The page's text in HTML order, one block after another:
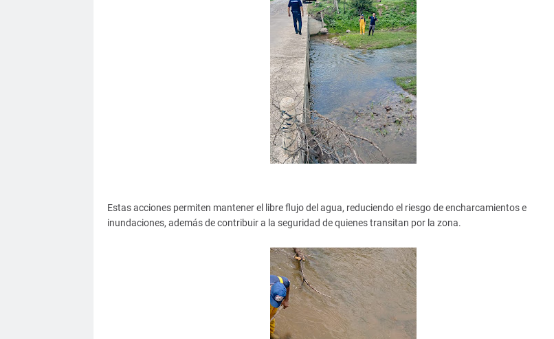
Estas acciones permiten mantener el libre flujo del agua, reduciendo el riesgo de encharcamientos e
inundaciones, además de contribuir a la seguridad de quienes transitan por la zona.